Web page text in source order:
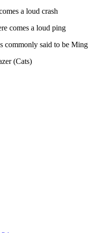
a loud crash
comes a loud ping
commonly said to be Ming
(Cats)